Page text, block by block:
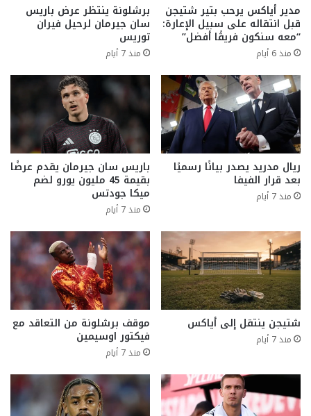
مدير أياكس يرحب بتير شتيجن
قبل انتقاله على سبيل الإعارة:
“معه سنكون فريقًا أفضل”
منذ 6 أيام
برشلونة ينتظر عرض باريس
سان جيرمان لرحيل فيران
توريس
منذ 7 أيام
ريال مدريد يصدر بيانًا رسميًا
بعد قرار الفيفا
منذ 7 أيام
باريس سان جيرمان يقدم عرضًا
بقيمة 45 مليون يورو لضم
ميكا جودتس
منذ 7 أيام
شتيجن ينتقل إلى أياكس
منذ 7 أيام
موقف برشلونة من التعاقد مع
فيكتور اوسيمين
منذ 7 أيام